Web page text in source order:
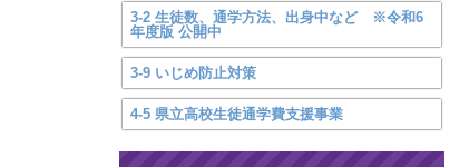
3-2 生徒数、通学方法、出身中など ※令和6
年度版 公開中
3-9 いじめ防止対策
4-5 県立高校生徒通学費支援事業